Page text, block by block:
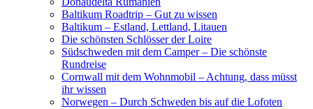
Baltikum Roadtrip – Gut zu wissen
Baltikum – Estland, Lettland, Litauen
Die schönsten Schlösser der Loire
Südschweden mit dem Camper – Die schönste
Rundreise
Cornwall mit dem Wohnmobil – Achtung, dass müsst
ihr wissen
Norwegen – Durch Schweden bis auf die Lofoten